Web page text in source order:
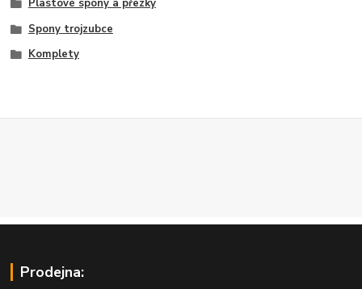
Plastové spony a přezky
Spony trojzubce
Komplety
Prodejna: